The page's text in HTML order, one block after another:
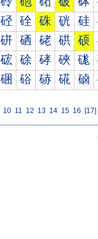
硁 硂 硃 硄 硅
硑 硒 硓 硔 硕
硡 硢 硣 硤 硥
硱 硲 硳 硴 硵
10 11 12 13 14 15 16 [17]